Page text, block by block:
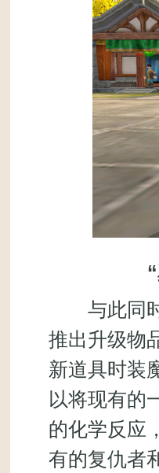
与此同时
推出升级物
新道具时装
以将现有的
的化学反应
有的复仇者